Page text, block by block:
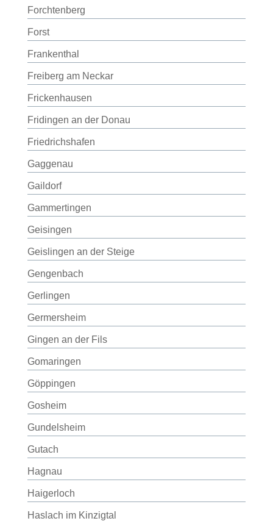
Forchtenberg
Forst
Frankenthal
Freiberg am Neckar
Frickenhausen
Fridingen an der Donau
Friedrichshafen
Gaggenau
Gaildorf
Gammertingen
Geisingen
Geislingen an der Steige
Gengenbach
Gerlingen
Germersheim
Gingen an der Fils
Gomaringen
Göppingen
Gosheim
Gundelsheim
Gutach
Hagnau
Haigerloch
Haslach im Kinzigtal